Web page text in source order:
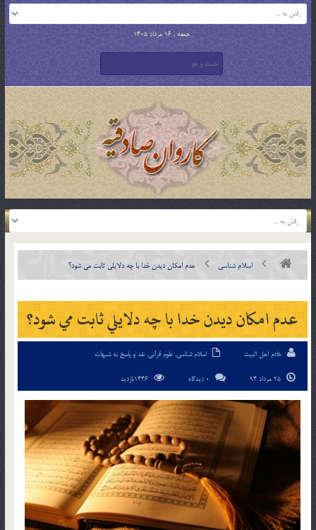
جمعه , 16 مرداد 1405
اسلام شناسی عدم امکان ديدن خدا با چه دلايلي ثابت مي شود؟
عدم امکان ديدن خدا با چه دلايلي ثابت مي شود؟
خادم اهل البیت اسلام شناسی,علوم قرآنی, نقد و پاسخ به شبهات
0 دیدگاه